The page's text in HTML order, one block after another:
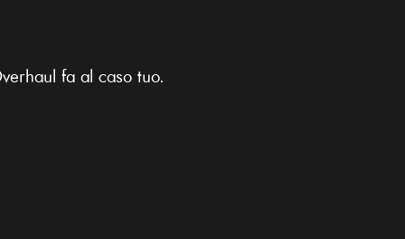
fa al caso tuo.